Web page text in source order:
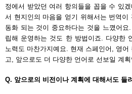
정에서 받았던 여러 항의들을 꼽을 수 있
서 현지인의 마음을 얻기 위해서는 번역이
동화 되는 것이 중요하다는 것을 느꼈어
립해 운영하는 것도 한 방법이죠. 다양한
노력도 마찬가지예요. 현재 스페인어, 영
고, 앞으로도 더 다양한 언어로 선보일 계획
Q. 앞으로의 비전이나 계획에 대해서도 들